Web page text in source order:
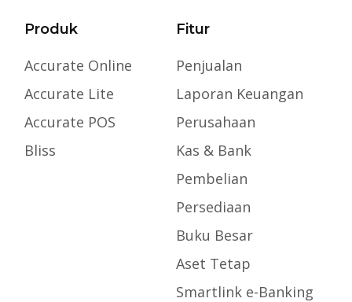
Produk
Accurate Online
Accurate Lite
Accurate POS
Bliss
Fitur
Penjualan
Laporan Keuangan
Perusahaan
Kas & Bank
Pembelian
Persediaan
Buku Besar
Aset Tetap
Smartlink e-Banking